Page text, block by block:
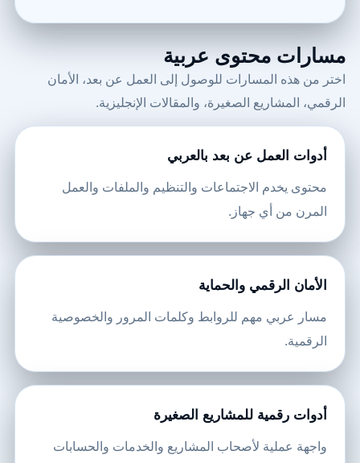
مسارات محتوى عربية
اختر من هذه المسارات للوصول إلى العمل عن بعد، الأمان
الرقمي، المشاريع الصغيرة، والمقالات الإنجليزية.
أدوات العمل عن بعد بالعربي
محتوى يخدم الاجتماعات والتنظيم والملفات والعمل
المرن من أي جهاز.
الأمان الرقمي والحماية
مسار عربي مهم للروابط وكلمات المرور والخصوصية
الرقمية.
أدوات رقمية للمشاريع الصغيرة
واجهة عملية لأصحاب المشاريع والخدمات والحسابات